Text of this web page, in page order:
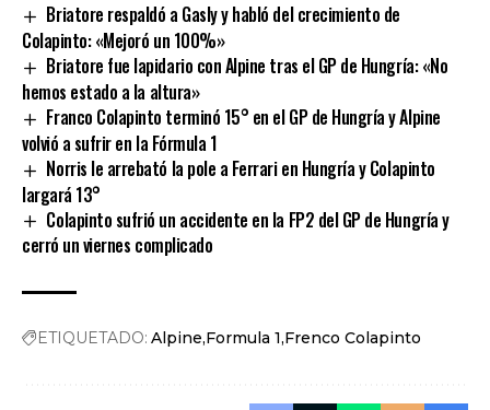
Briatore respaldó a Gasly y habló del crecimiento de
Colapinto: «Mejoró un 100%»
Briatore fue lapidario con Alpine tras el GP de Hungría: «No
hemos estado a la altura»
Franco Colapinto terminó 15° en el GP de Hungría y Alpine
volvió a sufrir en la Fórmula 1
Norris le arrebató la pole a Ferrari en Hungría y Colapinto
largará 13°
Colapinto sufrió un accidente en la FP2 del GP de Hungría y
cerró un viernes complicado
ETIQUETADO: Alpine Formula 1 Frenco Colapinto